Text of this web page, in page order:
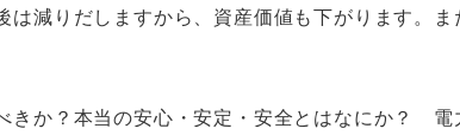
は減りだしますから、資産価値も下がります。
きか？本当の安心・安定・安全とはなにか？ 電